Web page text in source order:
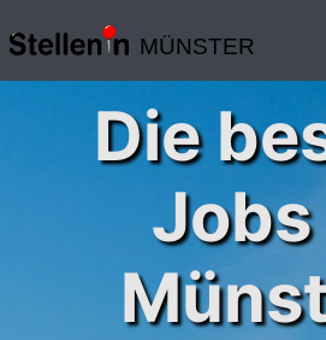
MÜNSTER
Die